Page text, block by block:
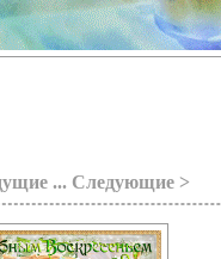
... Следующие >